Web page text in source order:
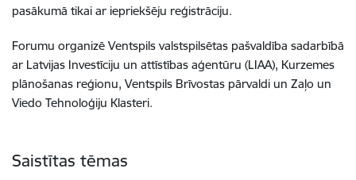
pasākumā tikai ar iepriekšēju reģistrāciju.
Forumu organizē Ventspils valstspilsētas pašvaldība sadarbībā
ar Latvijas Investīciju un attīstības aģentūru (LIAA), Kurzemes
plānošanas reģionu, Ventspils Brīvostas pārvaldi un Zaļo un
Viedo Tehnoloģiju Klasteri.
Saistītas tēmas